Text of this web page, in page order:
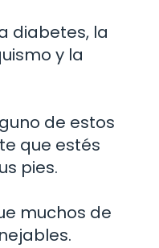
diabetes, la
y la
de estos
que estés
pies.
muchos de